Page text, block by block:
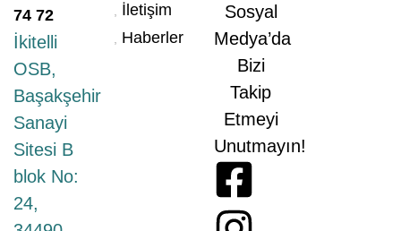
74 72
İkitelli
OSB,
Başakşehir
Sanayi
Sitesi B
blok No:
24,
İletişim
Haberler
Sosyal
Medya’da
Bizi
Takip
Etmeyi
Unutmayın!